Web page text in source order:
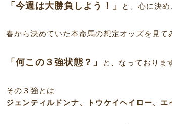
「今週は大勝負しよう！」 と、心に決め
春から決めていた本命馬の想定オッズを見て
「何この３強状態？」 と、なっておりま
その３強とは
ジェンティルドンナ、トウケイヘイロー、エ